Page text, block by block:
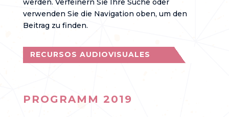
werden. Verfeinern Sie Ihre Suche oder
verwenden Sie die Navigation oben, um den
Beitrag zu finden.
RECURSOS AUDIOVISUALES
PROGRAMM 2019